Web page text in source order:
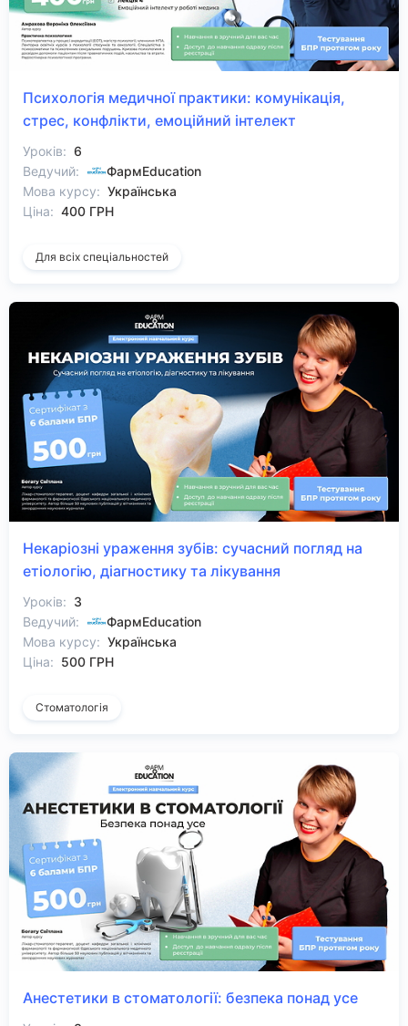
Психологія медичної практики: комунікація,
стрес, конфлікти, емоційний інтелект
Уроків: 6
Ведучий:
ФармEducation
Мова курсу: Українська
Ціна: 400 ГРН
Для всіх спеціальностей
Некаріозні ураження зубів: сучасний погляд на
етіологію, діагностику та лікування
Уроків: 3
Ведучий:
ФармEducation
Мова курсу: Українська
Ціна: 500 ГРН
Стоматологія
Анестетики в стоматології: безпека понад усе